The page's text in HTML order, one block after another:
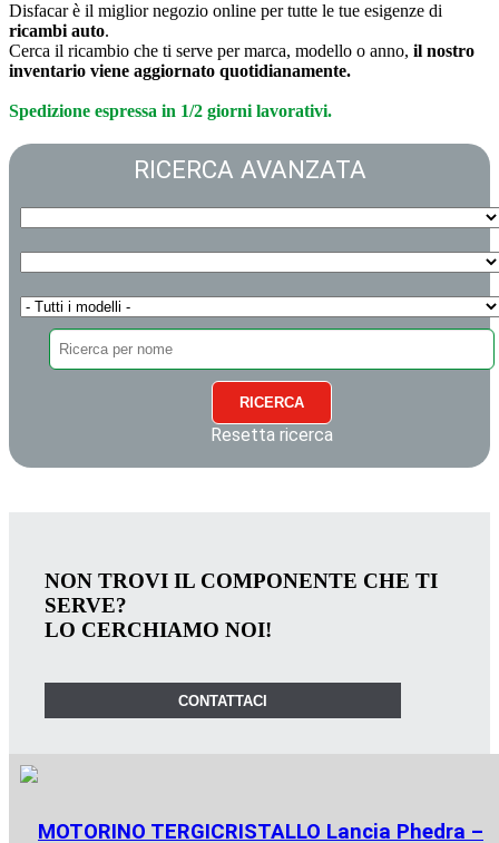
Disfacar è il miglior negozio online per tutte le tue esigenze di
ricambi auto.
Cerca il ricambio che ti serve per marca, modello o anno, il nostro
inventario viene aggiornato quotidianamente.
Spedizione espressa in 1/2 giorni lavorativi.
RICERCA AVANZATA
RICERCA
Resetta ricerca
NON TROVI IL COMPONENTE CHE TI
SERVE?
LO CERCHIAMO NOI!
CONTATTACI
MOTORINO TERGICRISTALLO Lancia Phedra –